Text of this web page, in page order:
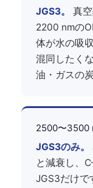
JGS3。
真
2200 nmの
体が水の吸
混同したく
油・ガスの
2500〜3500
JGS3のみ。
と減衰し、
JGS3だけで